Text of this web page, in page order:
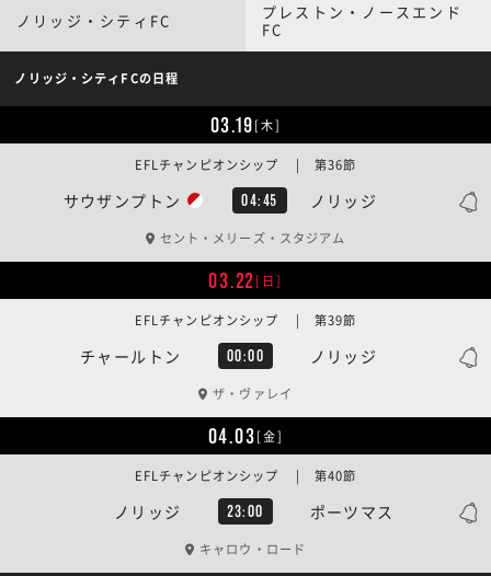
ノリッジ・シティFC
プレストン・ノースエンド
FC
ノリッジ・シティFCの日程
03.19[木]
サウザンプトン 04:45 ノリッジ
EFLチャンピオンシップ | 第36節
セント・メリーズ・スタジアム
03.22[日]
チャールトン 00:00 ノリッジ
EFLチャンピオンシップ | 第39節
ザ・ヴァレイ
04.03[金]
ノリッジ 23:00 ポーツマス
EFLチャンピオンシップ | 第40節
キャロウ・ロード